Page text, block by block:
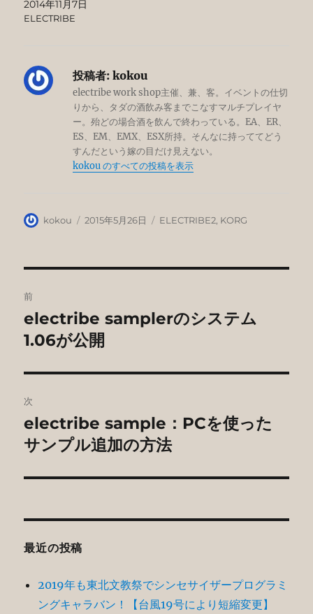
2014年11月7日
ELECTRIBE
投稿者: kokou
electribe work shop主催、兼、客。イベントの仕切
りから、タダの酒飲み客までこなすマルチプレイヤ
ー。殆どの場合酒を飲んで終わっている。EA、ER、
ES、EM、EMX、ESX所持。そんなに持っててどう
すんだという嫁の目だけ見えない。
kokou のすべての投稿を表示
投
kokou
投
2015年5月26日
カ
ELECTRIBE2, KORG
稿
ナ
ビ
ゲ
ー
シ
ン
前
前
の
稿:
electribe samplerのシステム
1.06が公開
次
次
の
稿:
electribe sample：PCを使った
サンプル追加の方法
最近の投稿
2019年も東北文教祭でシンセサイザープログラミ
ングキャラバン！【台風19号により短縮変更】